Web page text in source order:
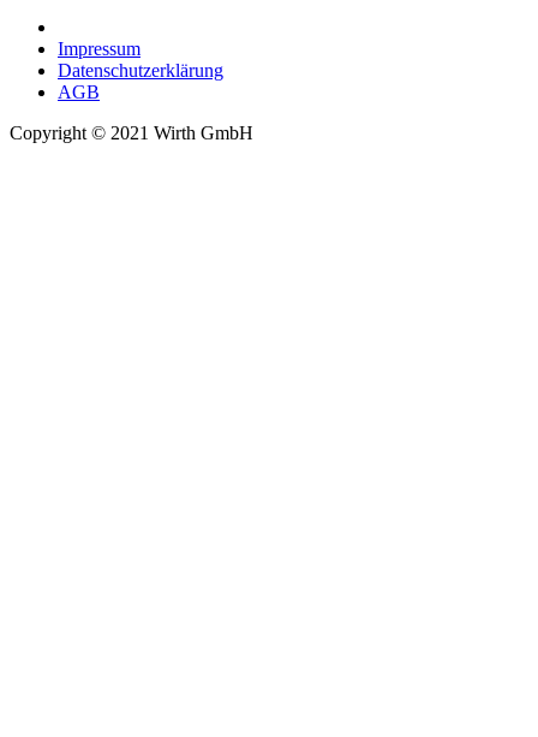
Impressum
Datenschutzerklärung
AGB
Copyright © 2021 Wirth GmbH